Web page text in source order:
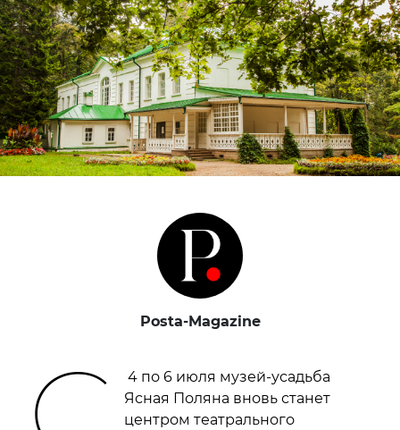
Posta-Magazine
4 по 6 июля музей-усадьба
Ясная Поляна вновь станет
центром театрального